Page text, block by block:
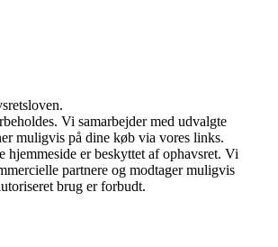
Vi samarbejder med udvalgte
muligvis på dine køb via vores links.
hjemmeside er beskyttet af ophavsret. Vi
partnere og modtager muligvis
brug er forbudt.